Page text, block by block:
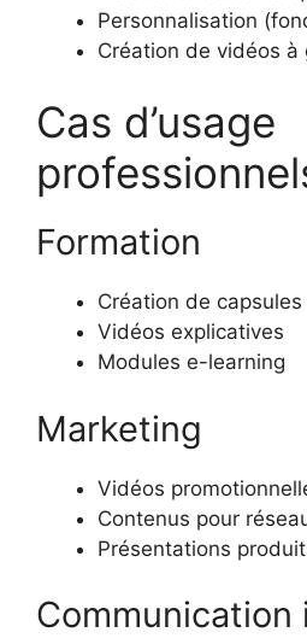
Personnalisation
Création de vidéos à
Cas d’usage
Formation
Création de
Vidéos explicatives
Modules e-learning
Marketing
Vidéos
Contenus pour
Présentations
Communication